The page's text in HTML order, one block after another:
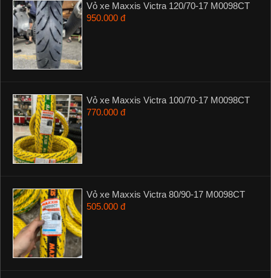
Vỏ xe Maxxis Victra 120/70-17 M0098CT
950.000 đ
Vỏ xe Maxxis Victra 100/70-17 M0098CT
770.000 đ
Vỏ xe Maxxis Victra 80/90-17 M0098CT
505.000 đ